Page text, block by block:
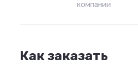
компании
Как заказать